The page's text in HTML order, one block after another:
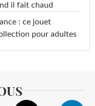
il fait chaud
: ce jouet
pour adultes